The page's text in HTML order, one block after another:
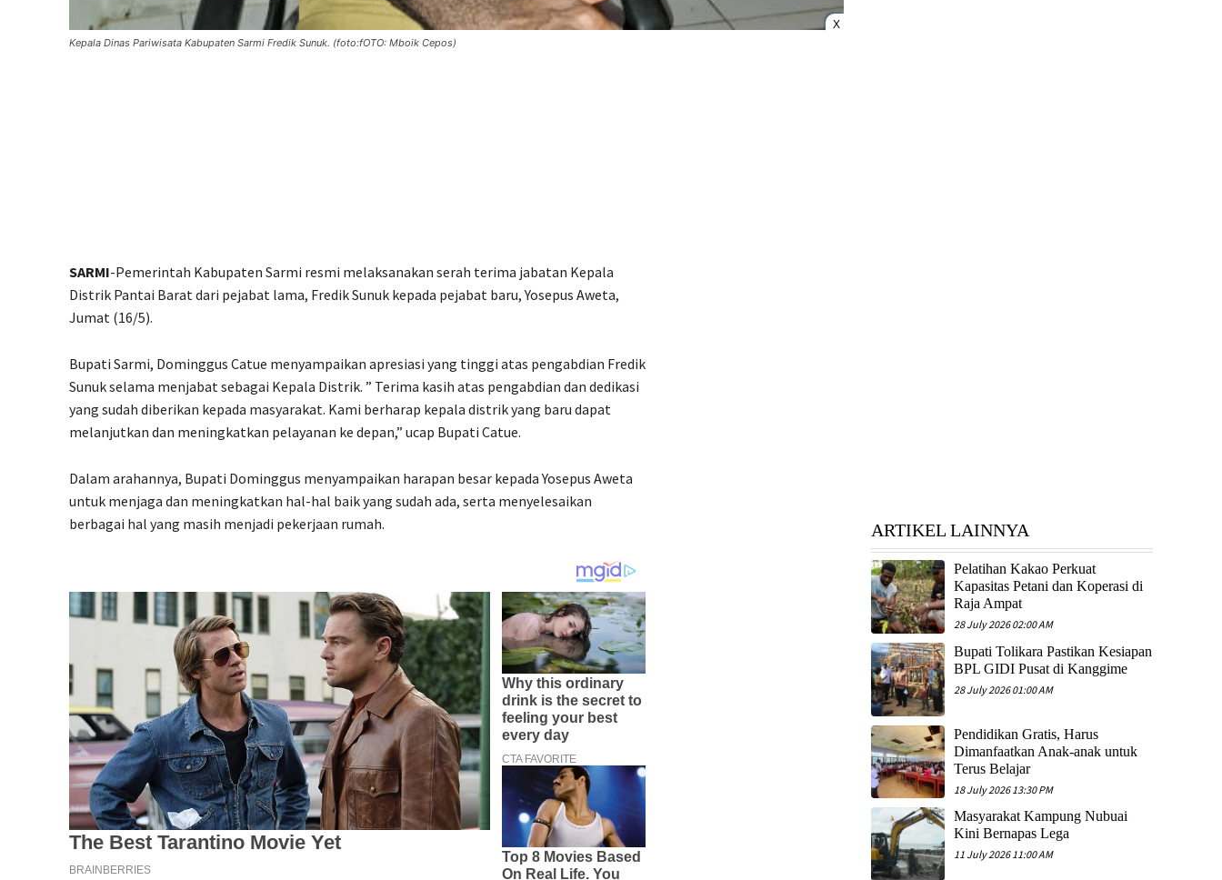
X
Kepala Dinas Pariwisata Kabupaten Sarmi Fredik Sunuk. (foto:fOTO: Mboik Cepos)
SARMI-Pemerintah Kabupaten Sarmi resmi melaksanakan serah terima jabatan Kepala
Distrik Pantai Barat dari pejabat lama, Fredik Sunuk kepada pejabat baru, Yosepus Aweta,
Jumat (16/5).
Bupati Sarmi, Dominggus Catue menyampaikan apresiasi yang tinggi atas pengabdian Fredik
Sunuk selama menjabat sebagai Kepala Distrik. ” Terima kasih atas pengabdian dan dedikasi
yang sudah diberikan kepada masyarakat. Kami berharap kepala distrik yang baru dapat
melanjutkan dan meningkatkan pelayanan ke depan,” ucap Bupati Catue.
Dalam arahannya, Bupati Dominggus menyampaikan harapan besar kepada Yosepus Aweta
untuk menjaga dan meningkatkan hal-hal baik yang sudah ada, serta menyelesaikan
berbagai hal yang masih menjadi pekerjaan rumah.
ARTIKEL LAINNYA
Pelatihan Kakao Perkuat
Kapasitas Petani dan Koperasi di
Raja Ampat
28 July 2026 02:00 AM
Bupati Tolikara Pastikan Kesiapan
BPL GIDI Pusat di Kanggime
28 July 2026 01:00 AM
Pendidikan Gratis, Harus
Dimanfaatkan Anak-anak untuk
Terus Belajar
18 July 2026 13:30 PM
Masyarakat Kampung Nubuai
Kini Bernapas Lega
11 July 2026 11:00 AM